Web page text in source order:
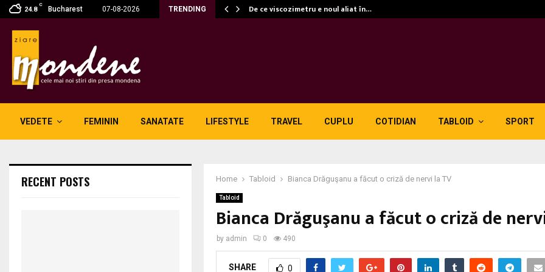
24.8
C
Bucharest 07-08-2026 TRENDING
fum: unde se potrivesc… De ce viscozimetru e noul aliat în…
VEDETE FEMININ SANATATE LIFESTYLE TRAVEL CUPLU COTIDIAN TABLOID SPORT
Home Tabloid Bianca Drăguşanu a făcut o criză de nervi la TV
Tabloid
Bianca Drăguşanu a făcut o criză de
by admin 0 490
SHARE 0
RECENT POSTS